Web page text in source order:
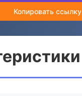
Копировать ссылку